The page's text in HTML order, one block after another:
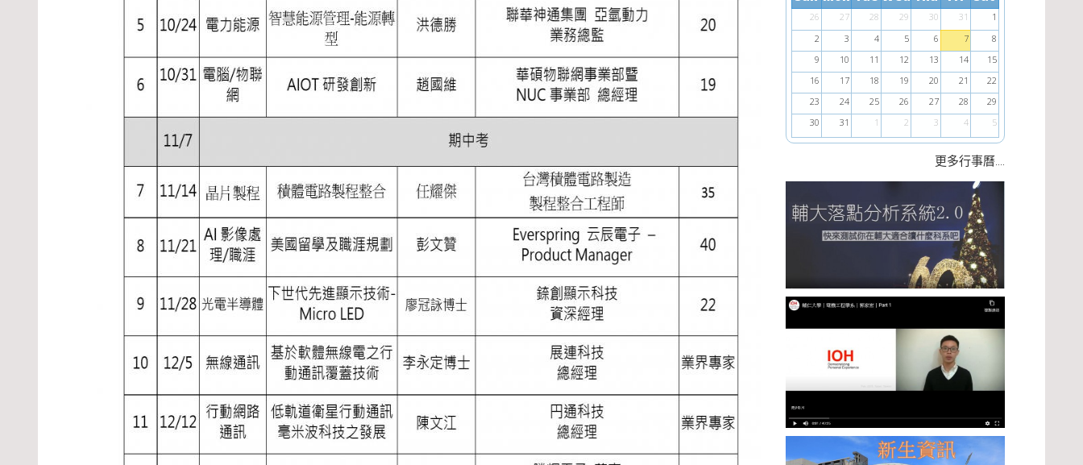
26 27 28 29 30 31
1
2
3 4 5 6 7
8
9
10 11 12 13 14
15
16
17 18 19 20 21
22
23
24 25 26 27 28
29
30
31 1 2 3 4 5
更多行事曆....